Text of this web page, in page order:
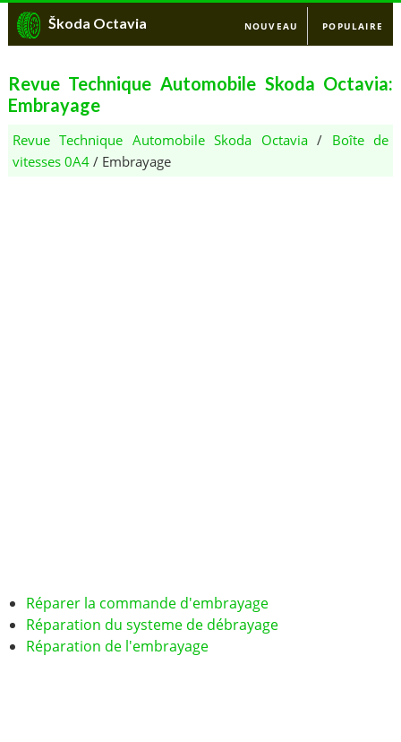
Škoda Octavia NOUVEAU POPULAIRE
Revue Technique Automobile Skoda Octavia:
Embrayage
Revue Technique Automobile Skoda Octavia/ Boîte de
vitesses 0A4/ Embrayage
Réparer la commande d'embrayage
Réparation du systeme de débrayage
Réparation de l'embrayage